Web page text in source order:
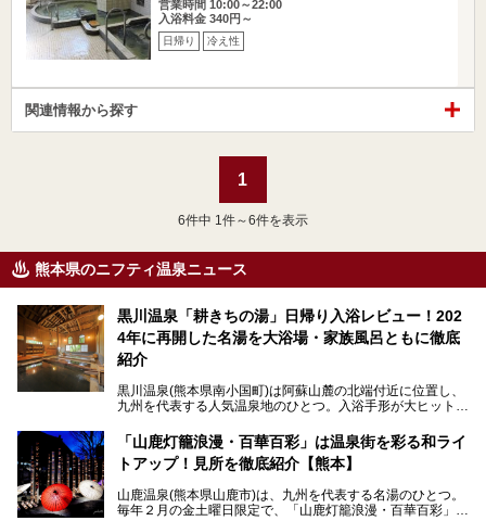
営業時間 10:00～22:00
入浴料金 340円～
日帰り 冷え性
関連情報から探す
1
6件中 1件～6件を表示
熊本県のニフティ温泉ニュース
黒川温泉「耕きちの湯」日帰り入浴レビュー！202
4年に再開した名湯を大浴場・家族風呂ともに徹底
紹介
黒川温泉(熊本県南小国町)は阿蘇山麓の北端付近に位置し、
九州を代表する人気温泉地のひとつ。入浴手形が大ヒット
す。
中でも「耕きち(こうきち)の湯」は露天風呂を持たないもの
り一度廃業しましたが、2024年10月に営業再開。数多くの
温泉ファンに注目される名湯です。
「山鹿灯籠浪漫・百華百彩」は温泉街を彩る和ライ
トアップ！見所を徹底紹介【熊本】
山鹿温泉(熊本県山鹿市)は、九州を代表する名湯のひとつ。
毎年２月の金土曜日限定で、「山鹿灯籠浪漫・百華百彩」